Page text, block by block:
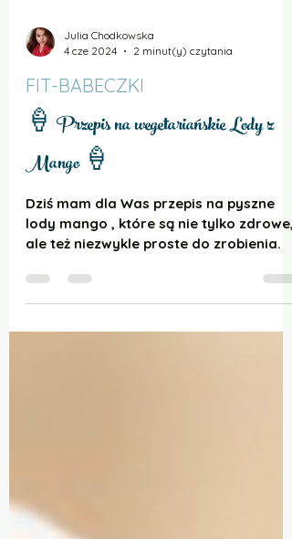
4 cze 2024
2 minut(y) czytania
FIT-BABECZKI
🍦 Przepis na wegetariańskie Lody z
Mango 🍦
Dziś mam dla Was przepis na pyszne
lody mango , które są nie tylko zdrowe,
ale też niezwykle proste do zrobienia.